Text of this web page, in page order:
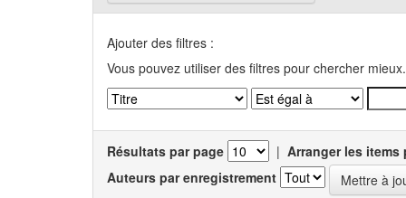
Ajouter des filtres :
Vous pouvez utiliser des filtres pour chercher mieux.
Résultats par page | Arranger les items
Auteurs par enregistrement